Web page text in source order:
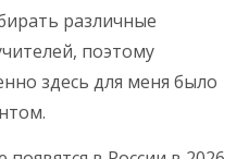
различные
поэтому
здесь для меня было